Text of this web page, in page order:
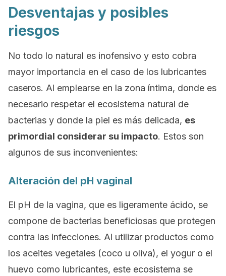
Desventajas y posibles
riesgos
No todo lo natural es inofensivo y esto cobra
mayor importancia en el caso de los lubricantes
caseros. Al emplearse en la zona íntima, donde es
necesario respetar el ecosistema natural de
bacterias y donde la piel es más delicada, es
primordial considerar su impacto. Estos son
algunos de sus inconvenientes:
Alteración del pH vaginal
El pH de la vagina, que es ligeramente ácido, se
compone de bacterias beneficiosas que protegen
contra las infecciones. Al utilizar productos como
los aceites vegetales (coco u oliva), el yogur o el
huevo como lubricantes, este ecosistema se